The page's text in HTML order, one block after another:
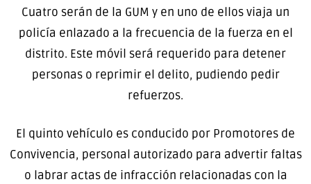
Cuatro serán de la GUM y en uno de ellos viaja un
policía enlazado a la frecuencia de la fuerza en el
distrito. Este móvil será requerido para detener
personas o reprimir el delito, pudiendo pedir
refuerzos.
El quinto vehículo es conducido por Promotores de
Convivencia, personal autorizado para advertir faltas
o labrar actas de infracción relacionadas con la